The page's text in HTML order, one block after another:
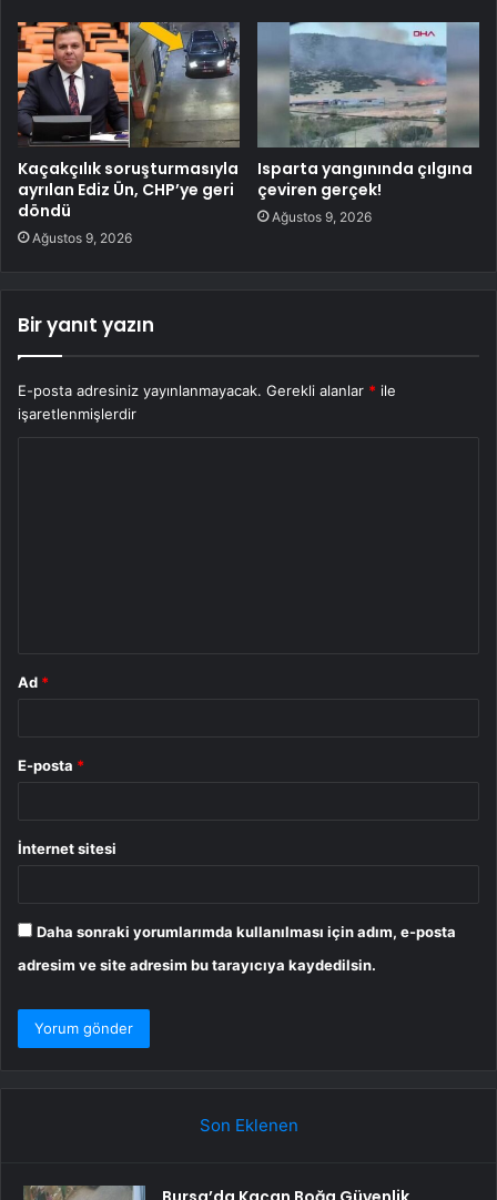
Kaçakçılık soruşturmasıyla
ayrılan Ediz Ün, CHP’ye geri
döndü
Ağustos 9, 2026
Isparta yangınında çılgına
çeviren gerçek!
Ağustos 9, 2026
Bir yanıt yazın
E-posta adresiniz yayınlanmayacak. Gerekli alanlar * ile
işaretlenmişlerdir
Ad *
E-posta *
İnternet sitesi
Daha sonraki yorumlarımda kullanılması için adım, e-posta
adresim ve site adresim bu tarayıcıya kaydedilsin.
Son Eklenen